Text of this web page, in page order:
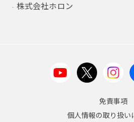
株式会社ホロン
免責事項
個人情報の取り扱い